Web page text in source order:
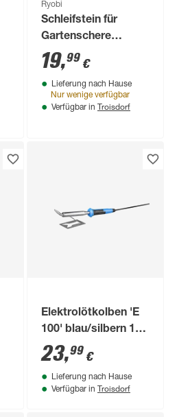
Ryobi
Schleifstein für
Gartenschere
'RY18SCA/RY18SCXA'
19,99 €
Lieferung nach Hause
Nur wenige verfügbar
Verfügbar in Troisdorf
Elektrolötkolben 'E
100' blau/silbern 100
W, 350 °C
23,99 €
Lieferung nach Hause
Verfügbar in Troisdorf